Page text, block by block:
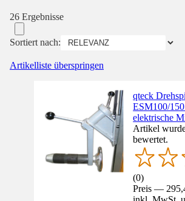
26 Ergebnisse
Sortiert nach:
Artikelliste überspringen
qteck
ESM100/
elektrische
Artikel
bewertet.
(0)
Preis —